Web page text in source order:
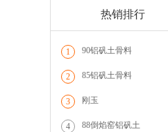
热销排行
1 90铝矾土骨料
2 85铝矾土骨料
3 刚玉
4 88倒焰窑铝矾土